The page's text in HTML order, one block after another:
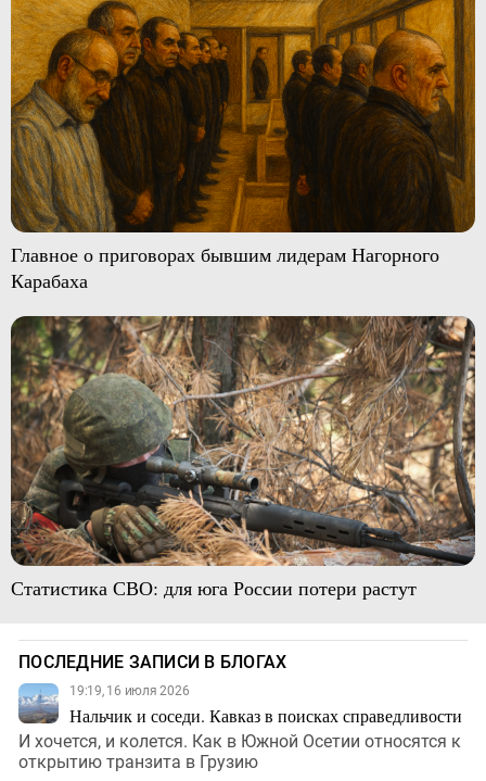
Главное о приговорах бывшим лидерам Нагорного
Карабаха
Статистика СВО: для юга России потери растут
ПОСЛЕДНИЕ ЗАПИСИ В БЛОГАХ
19:19, 16 июля 2026
Нальчик и соседи. Кавказ в поисках справедливости
И хочется, и колется. Как в Южной Осетии относятся к
открытию транзита в Грузию